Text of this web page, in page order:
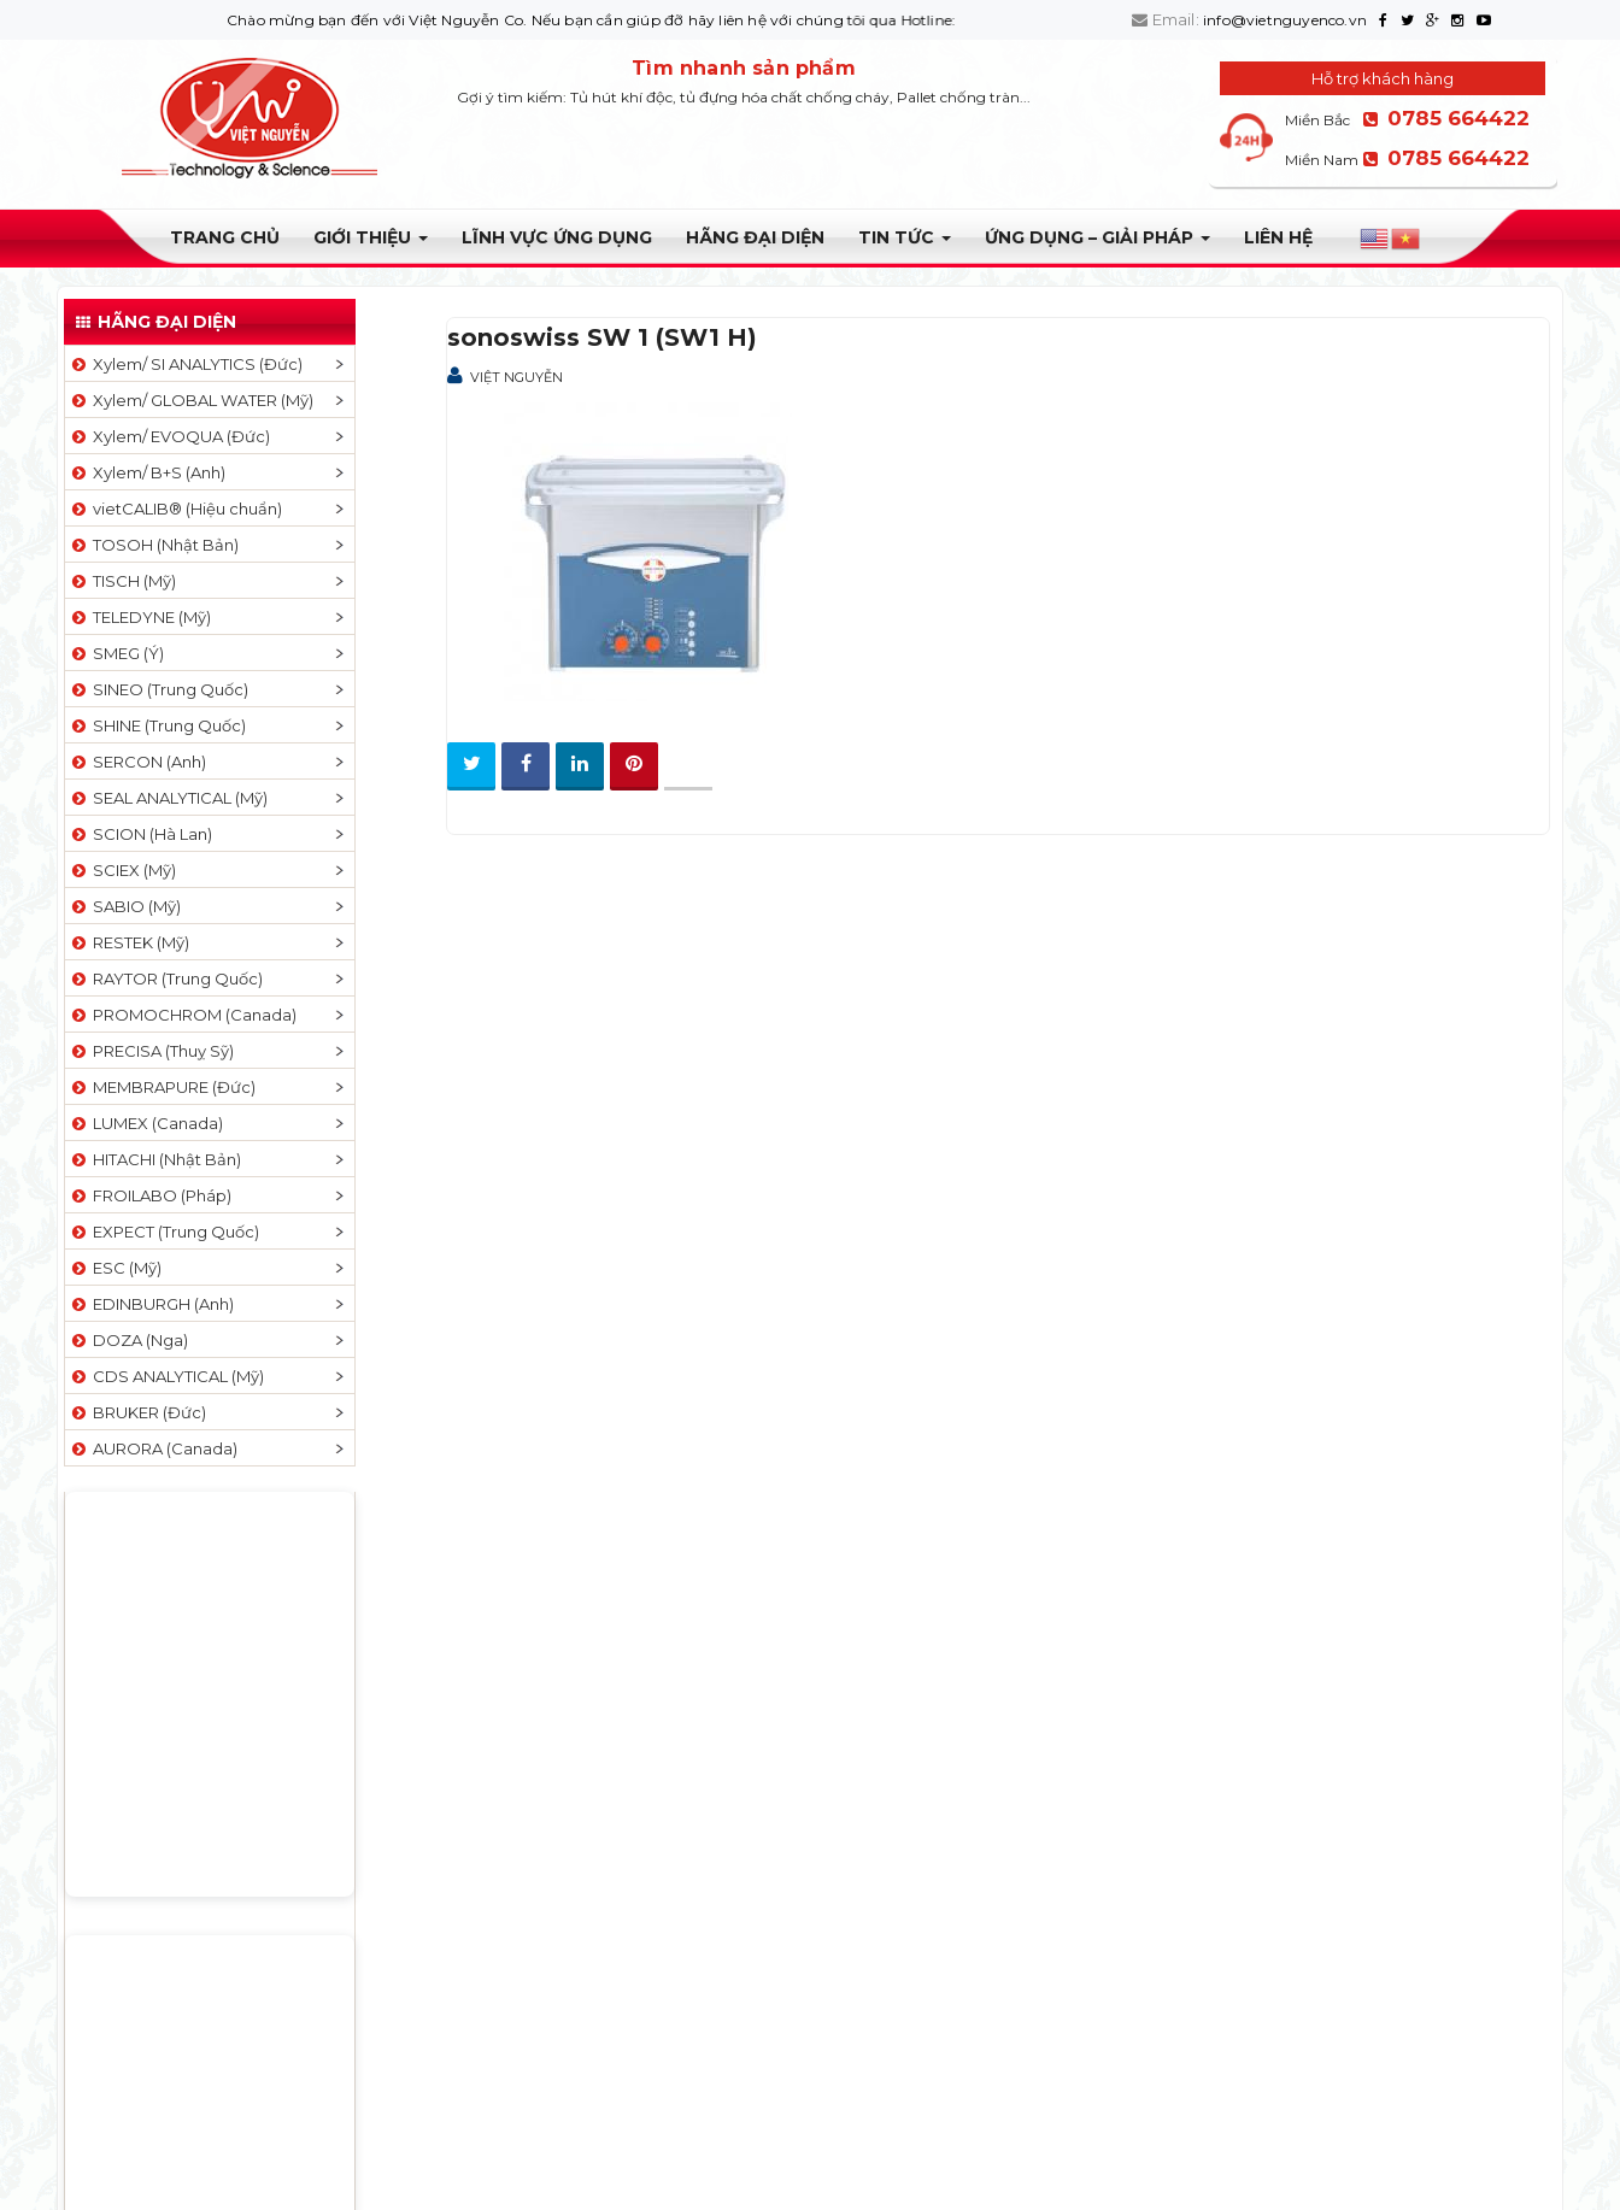
Chào mừng bạn đến với Việt Nguyễn Co. Nếu bạn cần giúp đỡ hãy liên hệ với chúng tôi qua Hotline: 0932 664422 Email: info@vietnguyenco.vn
Tìm nhanh sản phẩm
Gợi ý tìm kiếm: Tủ hút khí độc, tủ đựng hóa chất chống cháy, Pallet chống tràn...
Hỗ trợ khách hàng
Miền Bắc 0785 664422
Miền Nam 0785 664422
TRANG CHỦ GIỚI THIỆU LĨNH VỰC ỨNG DỤNG HÃNG ĐẠI DIỆN TIN TỨC ỨNG DỤNG – GIẢI PHÁP LIÊN HỆ
sonoswiss SW 1 (SW1 H)
VIỆT NGUYỄN
HÃNG ĐẠI DIỆN
Xylem/ SI ANALYTICS (Đức)
Xylem/ GLOBAL WATER (Mỹ)
Xylem/ EVOQUA (Đức)
Xylem/ B+S (Anh)
vietCALIB® (Hiệu chuẩn)
TOSOH (Nhật Bản)
TISCH (Mỹ)
TELEDYNE (Mỹ)
SMEG (Ý)
SINEO (Trung Quốc)
SHINE (Trung Quốc)
SERCON (Anh)
SEAL ANALYTICAL (Mỹ)
SCION (Hà Lan)
SCIEX (Mỹ)
SABIO (Mỹ)
RESTEK (Mỹ)
RAYTOR (Trung Quốc)
PROMOCHROM (Canada)
PRECISA (Thuỵ Sỹ)
MEMBRAPURE (Đức)
LUMEX (Canada)
HITACHI (Nhật Bản)
FROILABO (Pháp)
EXPECT (Trung Quốc)
ESC (Mỹ)
EDINBURGH (Anh)
DOZA (Nga)
CDS ANALYTICAL (Mỹ)
BRUKER (Đức)
AURORA (Canada)